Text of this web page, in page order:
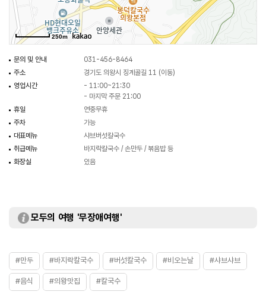
250m
문의 및 안내
031-456-8464
주소
경기도 의왕시 징계골길 11 (이동)
영업시간
- 11:00~21:30
- 마지막 주문 21:00
휴일
연중무휴
주차
가능
대표메뉴
샤브버섯칼국수
취급메뉴
바지락칼국수 / 손만두 / 볶음밥 등
화장실
있음
모두의 여행 '무장애여행'
#만두 #바지락칼국수 #버섯칼국수 #비오는날 #샤브샤브
#음식 #의왕맛집 #칼국수